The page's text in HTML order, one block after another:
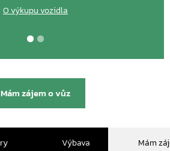
O výkupu vozidla
Mám zájem o vůz
Výbava Mám